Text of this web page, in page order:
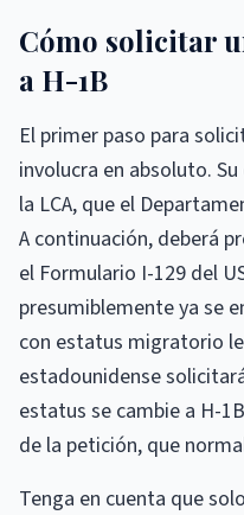
Cómo solicitar
a H-1B
El primer paso para
involucra en absoluto.
la LCA, que el
A continuación, deberá
el Formulario I-129 del
presumiblemente ya se
con estatus migratorio
estadounidense
estatus se cambie a H-
de la petición, que
Tenga en cuenta que